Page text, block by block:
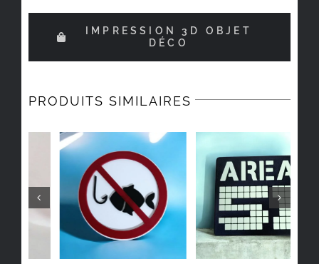
IMPRESSION 3D OBJET
DÉCO
PRODUITS SIMILAIRES